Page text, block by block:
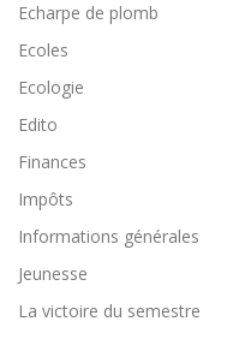
Echarpe de plomb
Ecoles
Ecologie
Edito
Finances
Impôts
Informations générales
Jeunesse
La victoire du semestre